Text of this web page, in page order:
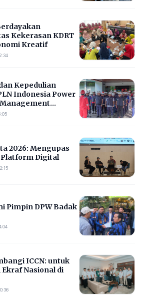
Kekerasan KDRT
Kreatif
Kepedulian
Indonesia Power
2026: Mengupas
Digital
Pimpin DPW Badak
ICCN: untuk
Nasional di